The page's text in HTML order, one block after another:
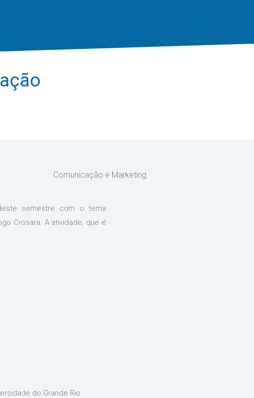
Comunicação e Marketing
semestre com o tema
Crosara. A atividade, que é
do Grande Rio